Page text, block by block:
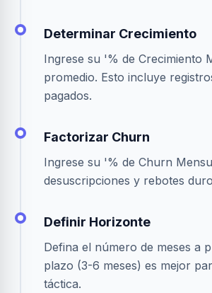
Determinar Crecimiento
Ingrese su '% de Crecimiento
promedio. Esto incluye
pagados.
Factorizar Churn
Ingrese su '% de Churn
desuscripciones y rebotes
Definir Horizonte
Defina el número de meses a
plazo (3-6 meses) es mejor
táctica.